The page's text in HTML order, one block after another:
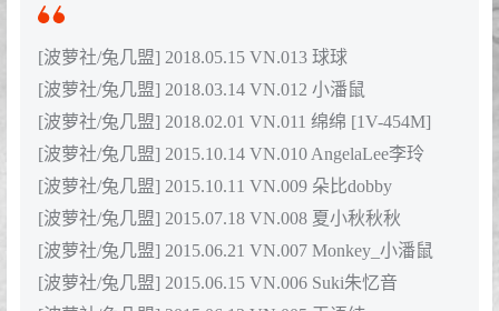
[波萝社/兔几盟] 2018.05.15 VN.013 球球
[波萝社/兔几盟] 2018.03.14 VN.012 小潘鼠
[波萝社/兔几盟] 2018.02.01 VN.011 绵绵 [1V-454M]
[波萝社/兔几盟] 2015.10.14 VN.010 AngelaLee李玲
[波萝社/兔几盟] 2015.10.11 VN.009 朵比dobby
[波萝社/兔几盟] 2015.07.18 VN.008 夏小秋秋秋
[波萝社/兔几盟] 2015.06.21 VN.007 Monkey_小潘鼠
[波萝社/兔几盟] 2015.06.15 VN.006 Suki朱忆音